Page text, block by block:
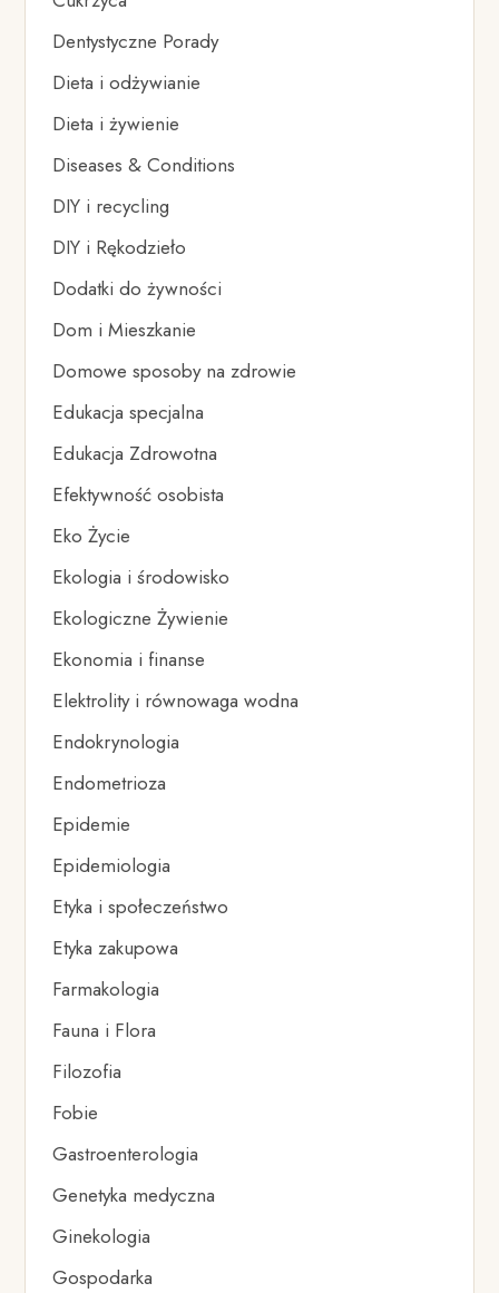
Dentystyczne Porady
Dieta i odżywianie
Dieta i żywienie
Diseases & Conditions
DIY i recycling
DIY i Rękodzieło
Dodatki do żywności
Dom i Mieszkanie
Domowe sposoby na zdrowie
Edukacja specjalna
Edukacja Zdrowotna
Efektywność osobista
Eko Życie
Ekologia i środowisko
Ekologiczne Żywienie
Ekonomia i finanse
Elektrolity i równowaga wodna
Endokrynologia
Endometrioza
Epidemie
Epidemiologia
Etyka i społeczeństwo
Etyka zakupowa
Farmakologia
Fauna i Flora
Filozofia
Fobie
Gastroenterologia
Genetyka medyczna
Ginekologia
Gospodarka